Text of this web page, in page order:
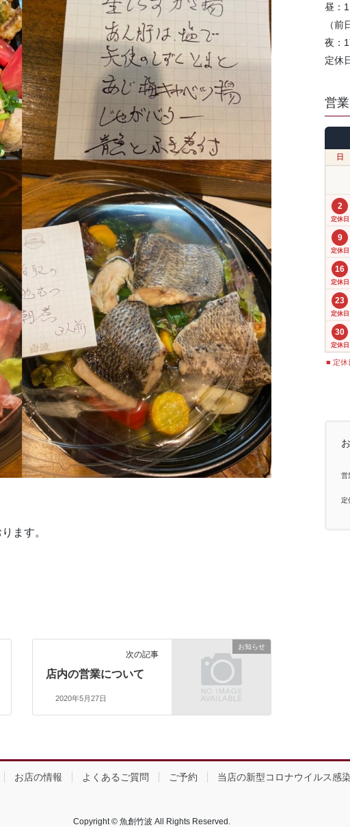
ます。
お知らせ
次の記事
店内の営業について
2020年5月27日
昼：
（前
夜：
定休
営
日
2
定休日
9
定休日
16
定休日
23
定休日
30
定休日
■ 定休
営
定
お店の情報 よくあるご質問 ご予約 当店の新型コロナウイルス感
Copyright © 魚創竹波 All Rights Reserved.